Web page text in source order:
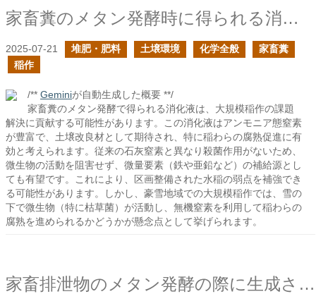
家畜糞のメタン発酵時に得られる消化液は大規模稲作の問題を解決する可能性があるのでは？
2025-07-21 堆肥・肥料 土壌環境 化学全般
家畜糞
稲作
/** Geminiが自動生成した概要 **/
家畜糞のメタン発酵で得られる消化液は、大規模稲作の課題
解決に貢献する可能性があります。この消化液はアンモニア態窒素
が豊富で、土壌改良材として期待され、特に稲わらの腐熟促進に有
効と考えられます。従来の石灰窒素と異なり殺菌作用がないため、
微生物の活動を阻害せず、微量要素（鉄や亜鉛など）の補給源とし
ても有望です。これにより、区画整備された水稲の弱点を補強でき
る可能性があります。しかし、豪雪地域での大規模稲作では、雪の
下で微生物（特に枯草菌）が活動し、無機窒素を利用して稲わらの
腐熟を進められるかどうかが懸念点として挙げられます。
家畜排泄物のメタン発酵の際に生成される消化液で沈殿しやすい金属は残るか？の続き